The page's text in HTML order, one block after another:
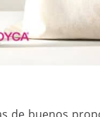
de buenos